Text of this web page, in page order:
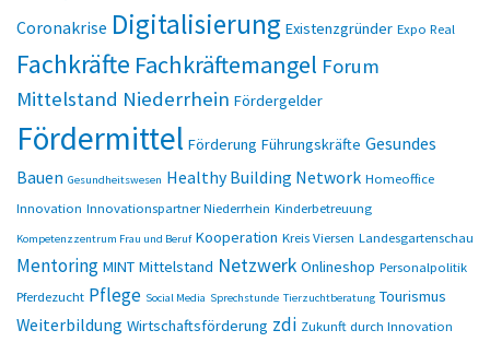
Coronakrise Digitalisierung Existenzgründer Expo Real
Fachkräfte Fachkräftemangel Forum
Mittelstand Niederrhein Fördergelder
Fördermittel Förderung Führungskräfte Gesundes
Bauen Gesundheitswesen Healthy Building Network Homeoffice
Innovation Innovationspartner Niederrhein Kinderbetreuung
Kompetenzzentrum Frau und Beruf Kooperation Kreis Viersen Landesgartenschau
Mentoring MINT Mittelstand Netzwerk Onlineshop Personalpolitik
Pferdezucht Pflege Social Media Sprechstunde Tierzuchtberatung Tourismus
Weiterbildung Wirtschaftsförderung zdi Zukunft durch Innovation